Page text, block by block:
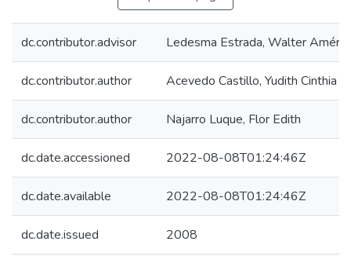
dc.contributor.advisor Ledesma Estrada, Walter
dc.contributor.author Acevedo Castillo, Yudith Cinthia
dc.contributor.author Najarro Luque, Flor Edith
dc.date.accessioned 2022-08-08T01:24:46Z
dc.date.available 2022-08-08T01:24:46Z
dc.date.issued 2008